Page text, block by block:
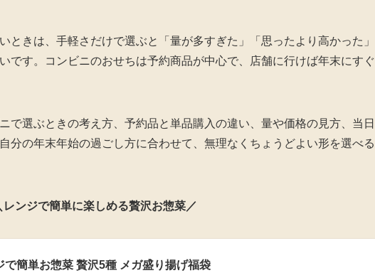
ときは、手軽さだけで選ぶと「量が多すぎた」「思ったより高かった」
です。コンビニのおせちは予約商品が中心で、店舗に行けば年末にすぐ
で選ぶときの考え方、予約品と単品購入の違い、量や価格の見方、当日
分の年末年始の過ごし方に合わせて、無理なくちょうどよい形を選べる
レンジで簡単に楽しめる贅沢お惣菜／
で簡単お惣菜 贅沢5種 メガ盛り揚げ福袋